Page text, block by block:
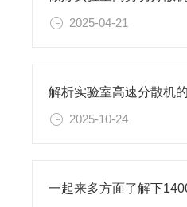
2025-04-21
2025-10-24